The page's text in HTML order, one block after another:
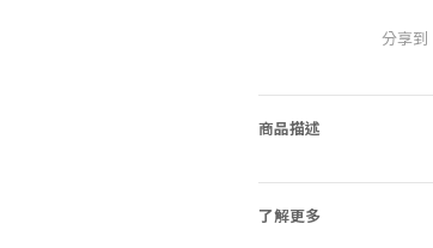
分享到
商品描述
了解更多